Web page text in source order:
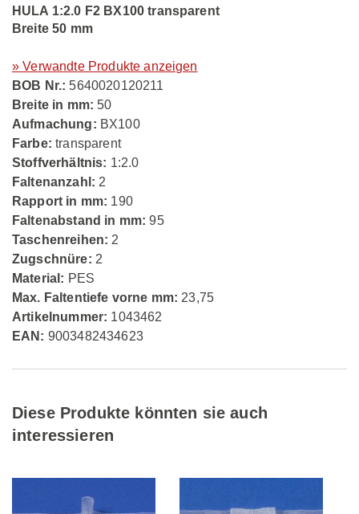
HULA 1:2.0 F2 BX100 transparent
Breite 50 mm
» Verwandte Produkte anzeigen
BOB Nr.: 5640020120211
Breite in mm: 50
Aufmachung: BX100
Farbe: transparent
Stoffverhältnis: 1:2.0
Faltenanzahl: 2
Rapport in mm: 190
Faltenabstand in mm: 95
Taschenreihen: 2
Zugschnüre: 2
Material: PES
Max. Faltentiefe vorne mm: 23,75
Artikelnummer: 1043462
EAN: 9003482434623
Diese Produkte könnten sie auch
interessieren